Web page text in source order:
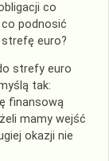
co
co podnosić
euro?
strefy euro
tak:
finansową
mamy wejść
okazji nie